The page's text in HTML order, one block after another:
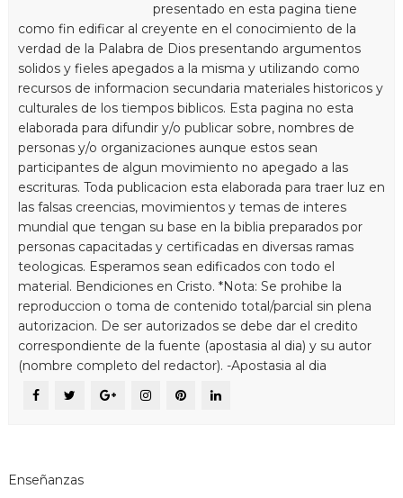
presentado en esta pagina tiene
como fin edificar al creyente en el conocimiento de la
verdad de la Palabra de Dios presentando argumentos
solidos y fieles apegados a la misma y utilizando como
recursos de informacion secundaria materiales historicos y
culturales de los tiempos biblicos. Esta pagina no esta
elaborada para difundir y/o publicar sobre, nombres de
personas y/o organizaciones aunque estos sean
participantes de algun movimiento no apegado a las
escrituras. Toda publicacion esta elaborada para traer luz en
las falsas creencias, movimientos y temas de interes
mundial que tengan su base en la biblia preparados por
personas capacitadas y certificadas en diversas ramas
teologicas. Esperamos sean edificados con todo el
material. Bendiciones en Cristo. *Nota: Se prohibe la
reproduccion o toma de contenido total/parcial sin plena
autorizacion. De ser autorizados se debe dar el credito
correspondiente de la fuente (apostasia al dia) y su autor
(nombre completo del redactor). -Apostasia al dia
Enseñanzas